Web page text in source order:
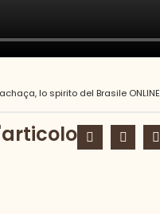
lo spirito del Brasile ONLINE